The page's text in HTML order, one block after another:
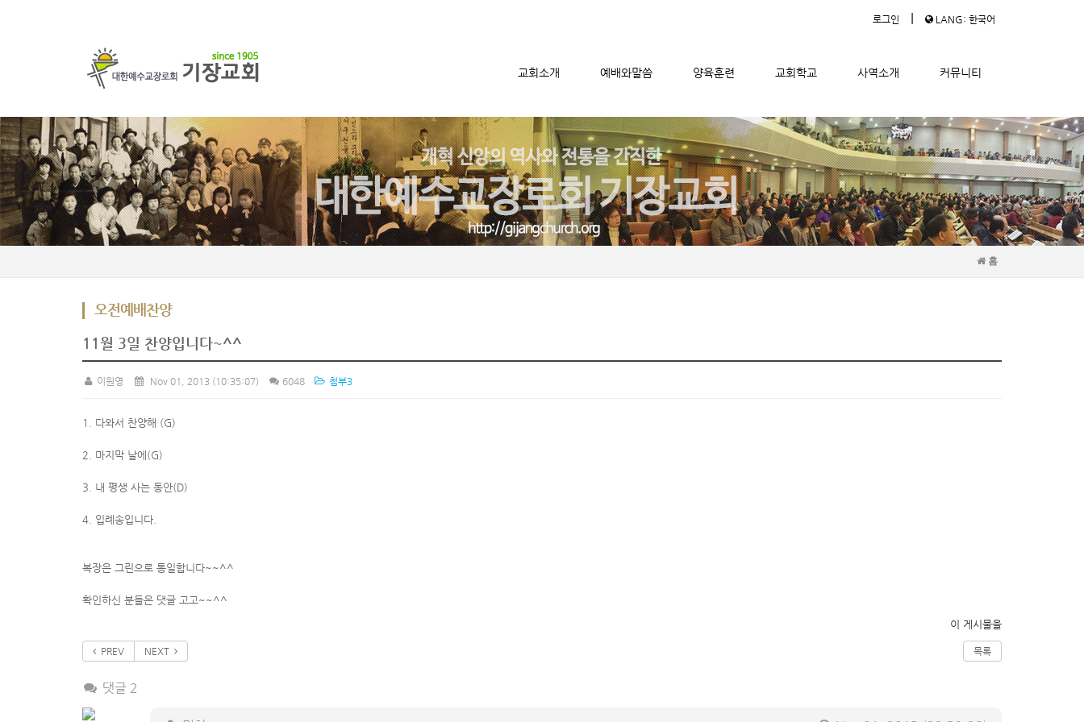
로그인 | LANG: 한국어
교회소개 예배와말씀 양육훈련 교회학교 사역소개 커뮤니티
메뉴 건너뛰기
홈
오전예배찬양
11월 3일 찬양입니다~^^
이원영 Nov 01, 2013 (10:35:07) 6048 첨부3
1. 다와서 찬양해 (G)
2. 마지막 날에(G)
3. 내 평생 사는 동안(D)
4. 입례송입니다.
복장은 그린으로 통일합니다~~^^
확인하신 분들은 댓글 고고~~^^
이 게시물을
PREV NEXT 목록
댓글 2